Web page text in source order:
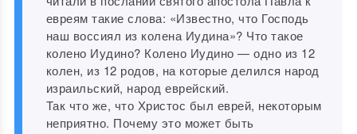
евреям такие слова: «Известно, что Господь
наш воссиял из колена Иудина»? Что такое
колено Иудино? Колено Иудино — одно из 12
колен, из 12 родов, на которые делился народ
израильский, народ еврейский.
Так что же, что Христос был еврей, некоторым
неприятно. Почему это может быть